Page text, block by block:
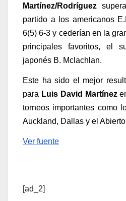
Martínez/Rodríguez
partido a los americanos
6(5) 6-3 y cederían en la
principales favoritos, el
japonés B. Mclachlan.
Este ha sido el mejor
para Luis David Martínez
torneos importantes como
Auckland, Dallas y el
Ver fuente
[ad_2]